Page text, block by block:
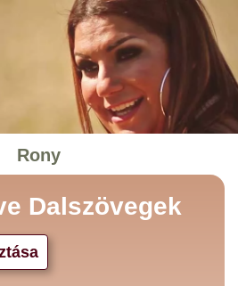
Rony
Dalszövegek